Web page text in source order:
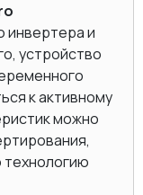
инвертера и
устройство
к активному
можно
технологию